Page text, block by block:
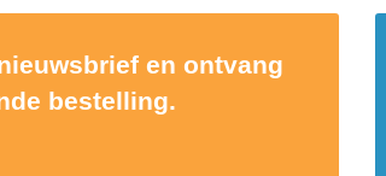
en ontvang
bestelling.